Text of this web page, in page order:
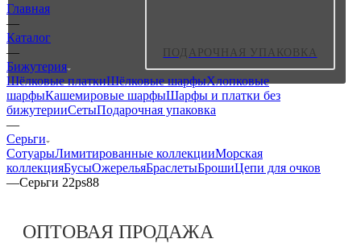
ПОДАРОЧНАЯ УПАКОВКА
Главная
—
Каталог
—
Бижутерия
Шёлковые платкиШёлковые шарфыХлопковые
шарфыКашемировые шарфыШарфы и платки без
бижутерииСетыПодарочная упаковка
—
Серьги
СотуарыЛимитированные коллекцииМорская
коллекцияБусыОжерельяБраслетыБрошиЦепи для очков
—Серьги 22ps88
ОПТОВАЯ ПРОДАЖА